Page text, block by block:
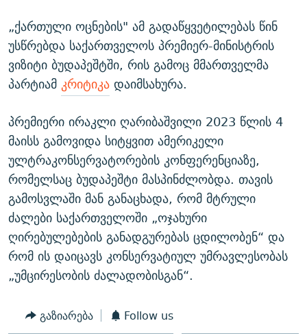
„ქართული ოცნების" ამ გადაწყვეტილებას წინ
უსწრებდა საქართველოს პრემიერ-მინისტრის
ვიზიტი ბუდაპეშტში, რის გამოც მმართველმა
პარტიამკრიტიკადაიმსახურა.
პრემიერი ირაკლი ღარიბაშვილი 2023 წლის 4
მაისს გამოვიდა სიტყვით ამერიკელი
ულტრაკონსერვატორების კონფერენციაზე,
რომელსაც ბუდაპეშტი მასპინძლობდა. თავის
გამოსვლაში მან განაცხადა, რომ მტრული
ძალები საქართველოში „ოჯახური
ღირებულებების განადგურებას ცდილობენ“ და
რომ ის დაიცავს კონსერვატიულ უმრავლესობას
„უმცირესობის ძალადობისგან“.
გაზიარება Follow us